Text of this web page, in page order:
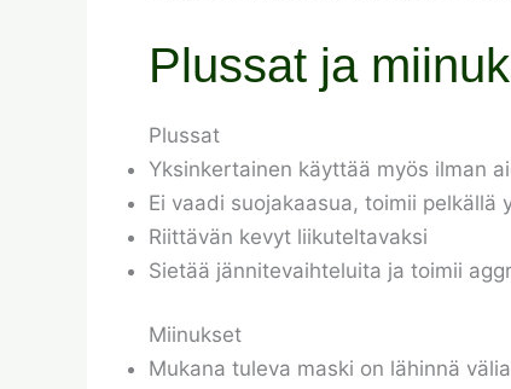
Plussat ja
Plussat
Yksinkertainen käyttää myös ilman
Ei vaadi suojakaasua, toimii pelkällä
Riittävän kevyt liikuteltavaksi
Sietää jännitevaihteluita ja toimii
Miinukset
Mukana tuleva maski on lähinnä